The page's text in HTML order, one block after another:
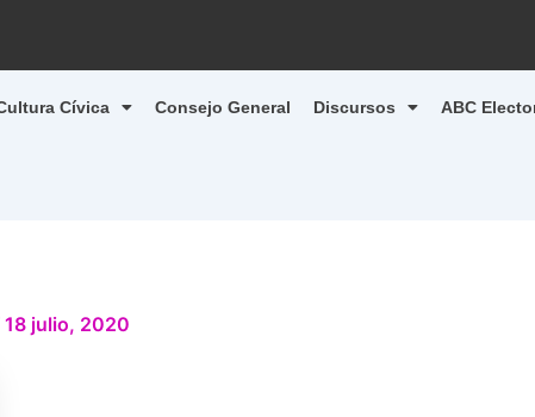
Cívica Consejo General Discursos ABC
18 julio, 2020